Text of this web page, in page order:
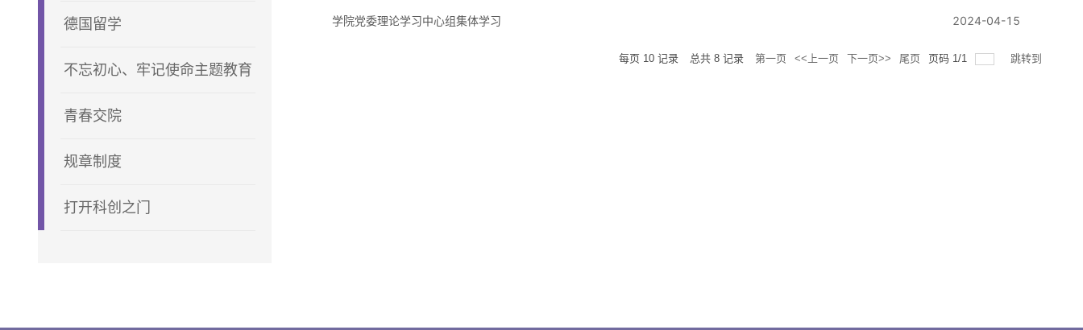
德国留学
不忘初心、牢记使命主题教育
青春交院
规章制度
打开科创之门
学院党委理论学习中心组集体学习 2024-04-15
每页 10 记录 总共 8 记录 第一页 <<上一页 下一页>> 尾页 页码 1/1 跳转到